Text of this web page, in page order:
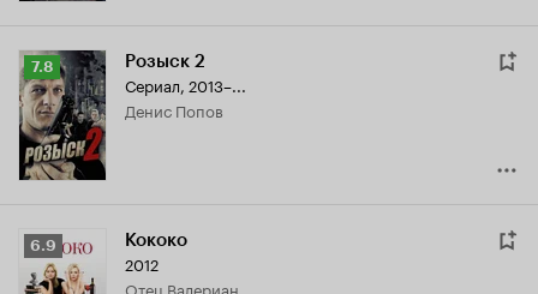
Рейтинг
Кинопоиска
7.8
7.8 Розыск 2
Сериал, 2013–...
Денис Попов
Рейтинг
Кинопоиска
6.9 Кококо
2012
отец Валериан